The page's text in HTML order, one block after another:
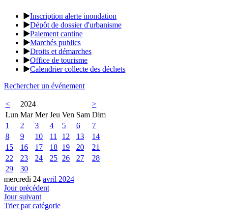
Inscription alerte inondation
Dépôt de dossier d'urbanisme
Paiement cantine
Marchés publics
Droits et démarches
Office de tourisme
Calendrier collecte des déchets
Rechercher un événement
< 2024
>
Lun Mar Mer Jeu Ven Sam Dim
1
2 3 4 5 6
7
8
9 10 11 12 13
14
15
16 17 18 19 20
21
22
23 24 25 26 27
28
29
30
mercredi 24 avril 2024
Jour précédent
Jour suivant
Trier par catégorie